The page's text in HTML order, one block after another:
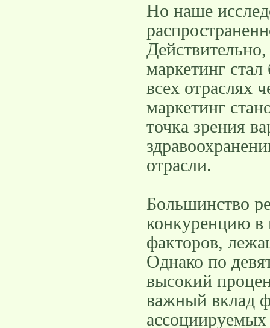
Но наше
маркетинг
всех отраслях
маркетинг
точка зрения
отрасли.
Большинство
конкуренцию в
факторов,
Однако по
высокий
важный вклад
ассоциируемых